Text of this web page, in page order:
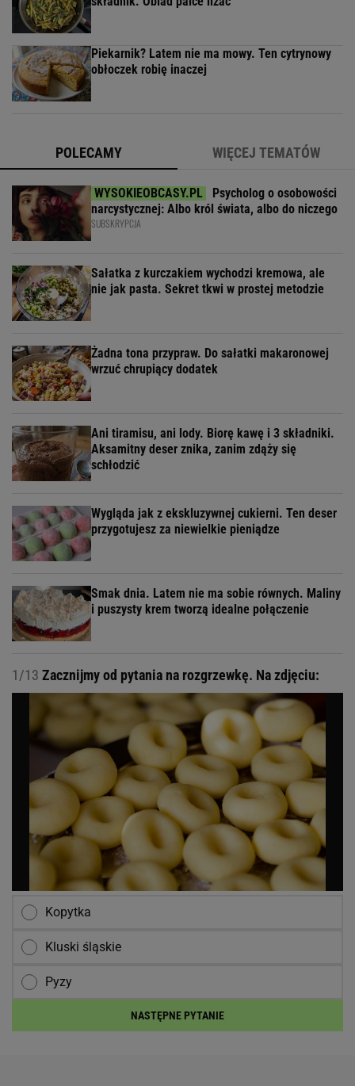
Piekarnik? Latem nie ma mowy. Ten cytrynowy
obłoczek robię inaczej
POLECAMY WIĘCEJ TEMATÓW
Psycholog o osobowości
narcystycznej: Albo król świata, albo do niczego
SUBSKRYPCJA
Sałatka z kurczakiem wychodzi kremowa, ale
nie jak pasta. Sekret tkwi w prostej metodzie
Żadna tona przypraw. Do sałatki makaronowej
wrzuć chrupiący dodatek
Ani tiramisu, ani lody. Biorę kawę i 3 składniki.
Aksamitny deser znika, zanim zdąży się
schłodzić
Wygląda jak z ekskluzywnej cukierni. Ten deser
przygotujesz za niewielkie pieniądze
Smak dnia. Latem nie ma sobie równych. Maliny
i puszysty krem tworzą idealne połączenie
1/13 Zacznijmy od pytania na rozgrzewkę. Na zdjęciu:
Kopytka
Kluski śląskie
Pyzy
NASTĘPNE PYTANIE